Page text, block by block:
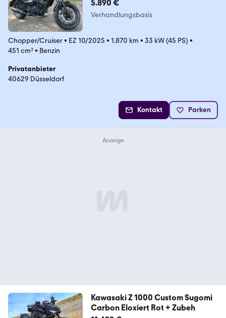
5.890 €
Verhandlungsbasis
Chopper/Cruiser• EZ 10/2025 • 1.870 km • 33 kW (45 PS) •
451 cm³• Benzin
Privatanbieter
40629 Düsseldorf
Kontakt Parken
Kawasaki Z 1000 Custom Sugomi
Carbon Eloxiert Rot + Zubeh